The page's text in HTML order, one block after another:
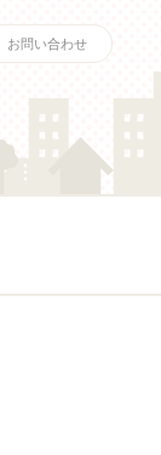
お問い合わせ